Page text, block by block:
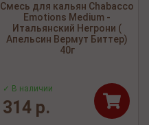
Смесь для кальян Chabacco
Emotions Medium -
Итальянский Негрони (
Апельсин Вермут Биттер)
40г
✓ В наличии
314 р.